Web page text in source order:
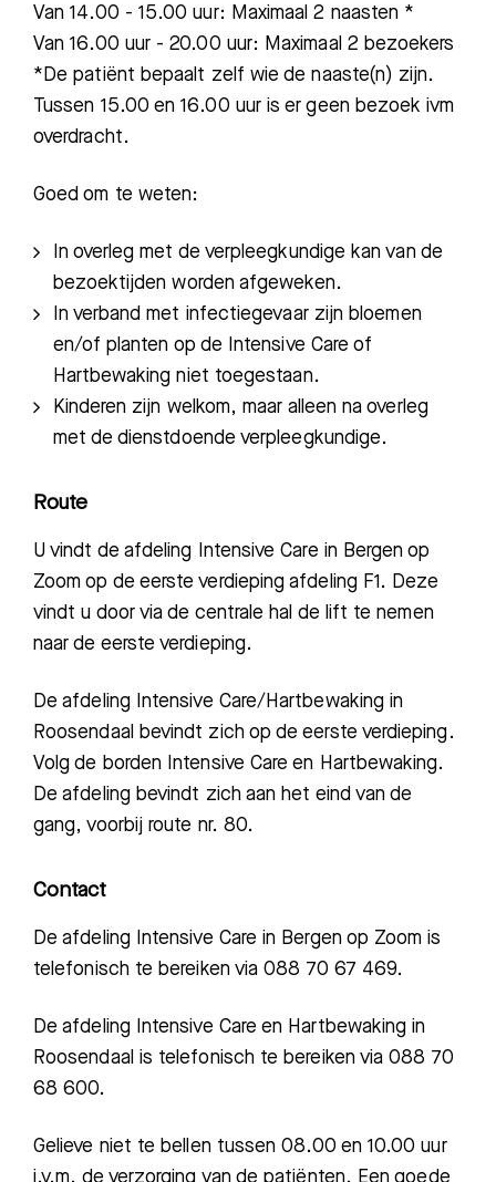
Van 14.00 - 15.00 uur: Maximaal 2 naasten *
Van 16.00 uur - 20.00 uur: Maximaal 2 bezoekers
*De patiënt bepaalt zelf wie de naaste(n) zijn.
Tussen 15.00 en 16.00 uur is er geen bezoek ivm
overdracht.
Goed om te weten:
In overleg met de verpleegkundige kan van de
bezoektijden worden afgeweken.
In verband met infectiegevaar zijn bloemen
en/of planten op de Intensive Care of
Hartbewaking niet toegestaan.
Kinderen zijn welkom, maar alleen na overleg
met de dienstdoende verpleegkundige.
Route
U vindt de afdeling Intensive Care in Bergen op
Zoom op de eerste verdieping afdeling F1. Deze
vindt u door via de centrale hal de lift te nemen
naar de eerste verdieping.
De afdeling Intensive Care/Hartbewaking in
Roosendaal bevindt zich op de eerste verdieping.
Volg de borden Intensive Care en Hartbewaking.
De afdeling bevindt zich aan het eind van de
gang, voorbij route nr. 80.
Contact
De afdeling Intensive Care in Bergen op Zoom is
telefonisch te bereiken via 088 70 67 469.
De afdeling Intensive Care en Hartbewaking in
Roosendaal is telefonisch te bereiken via 088 70
68 600.
Gelieve niet te bellen tussen 08.00 en 10.00 uur
i.v.m. de verzorging van de patiënten. Een goede